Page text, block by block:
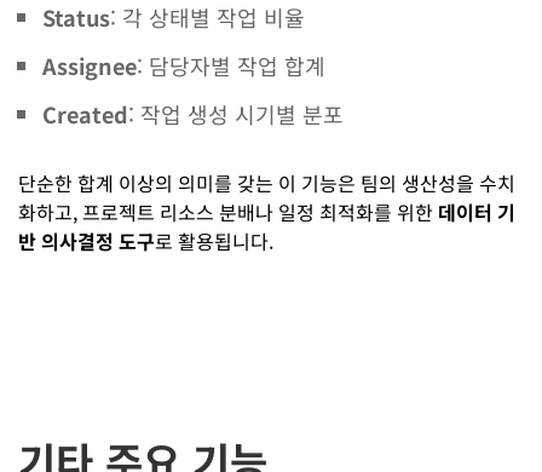
Status: 각 상태별 작업 비율
Assignee: 담당자별 작업 합계
Created: 작업 생성 시기별 분포
단순한 합계 이상의 의미를 갖는 이 기능은 팀의 생산성을 수치
화하고, 프로젝트 리소스 분배나 일정 최적화를 위한 데이터 기
반 의사결정 도구로 활용됩니다.